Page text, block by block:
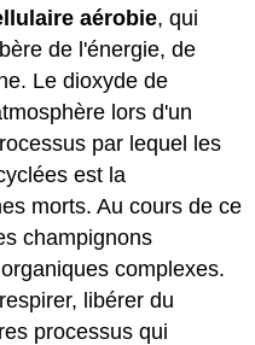
aérobie, qui
de l'énergie, de
Le dioxyde de
lors d'un
par lequel les
est la
morts. Au cours de ce
champignons
complexes.
libérer du
processus qui